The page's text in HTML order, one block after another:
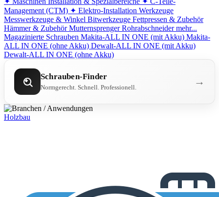
Management (CTM) ✦ Elektro-Installation Werkzeuge
Messwerkzeuge & Winkel Bitwerkzeuge Fettpressen & Zubehör
Hämmer & Zubehör Mutternsprenger Rohrabschneider mehr...
Magazinierte Schrauben Makita-ALL IN ONE (mit Akku) Makita-
ALL IN ONE (ohne Akku) Dewalt-ALL IN ONE (mit Akku)
Dewalt-ALL IN ONE (ohne Akku)
Schrauben-Finder
Normgerecht. Schnell. Professionell. →
Holzbau